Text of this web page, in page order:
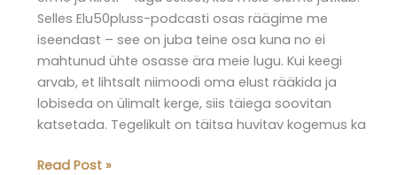
Selles Elu50pluss-podcasti osas räägime me
iseendast – see on juba teine osa kuna no ei
mahtunud ühte osasse ära meie lugu. Kui keegi
arvab, et lihtsalt niimoodi oma elust rääkida ja
lobiseda on ülimalt kerge, siis täiega soovitan
katsetada. Tegelikult on täitsa huvitav kogemus ka
Elu50pluss
Read Post »